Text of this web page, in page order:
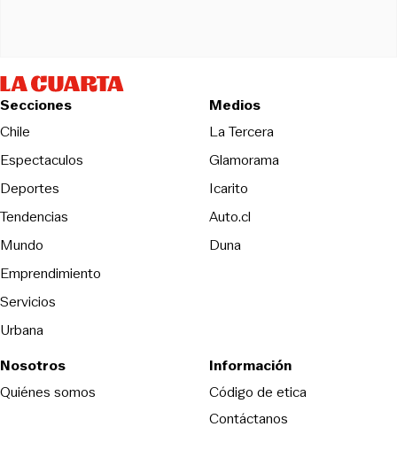
Secciones
Chile
Espectaculos
Deportes
Tendencias
Mundo
Emprendimiento
Servicios
Urbana
Medios
La TerceraOpens in new
Glamorama
Icarito
Auto.cl
DunaOpens in new window
Nosotros
Quiénes somos
Información
Código de eticaOpens in new
Contáctanos